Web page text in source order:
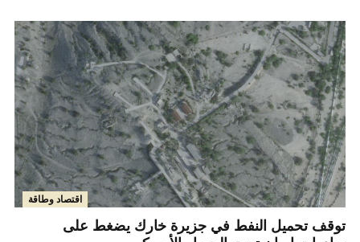
اقتصاد وطاقة
توقف تحميل النفط في جزيرة خارك يضغط على